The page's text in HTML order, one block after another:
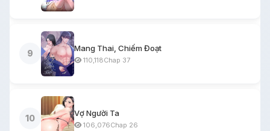
9
Mang Thai, Chiếm Đoạt
110,118Chap 37
10
Vợ Người Ta
106,076Chap 26